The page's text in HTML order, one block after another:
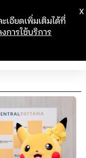
เอียดเพิ่มเติมได้ที่
การใช้บริการ
X